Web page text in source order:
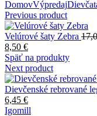
DomovVýpredaj
Previous product
Velúrové šaty Zebra
8,50 €
Späť na produkty
Next product
Dievčenské rebrované
6,45 €
Igomill